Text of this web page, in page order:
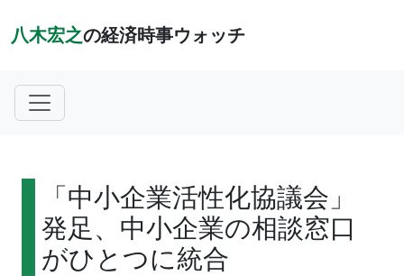
八木宏之の経済時事ウォッチ
「中小企業活性化協議会」
発足、中小企業の相談窓口
がひとつに統合